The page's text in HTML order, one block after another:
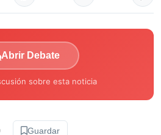
Abrir Debate
sobre esta noticia
Guardar